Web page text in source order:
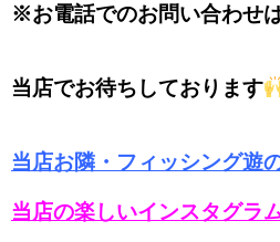
※お電話でのお問い合わせ
当店でお待ちしております
当店お隣・フィッシング遊
当店の楽しいインスタグラ